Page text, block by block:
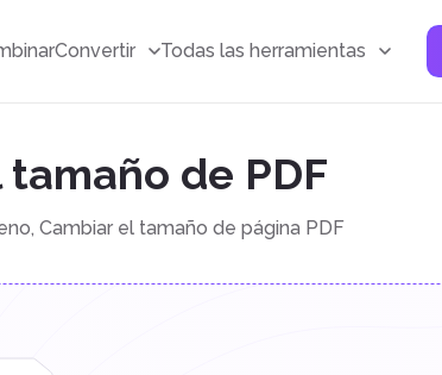
Convertir Todas las herramientas
de PDF
Cambiar el tamaño de página PDF